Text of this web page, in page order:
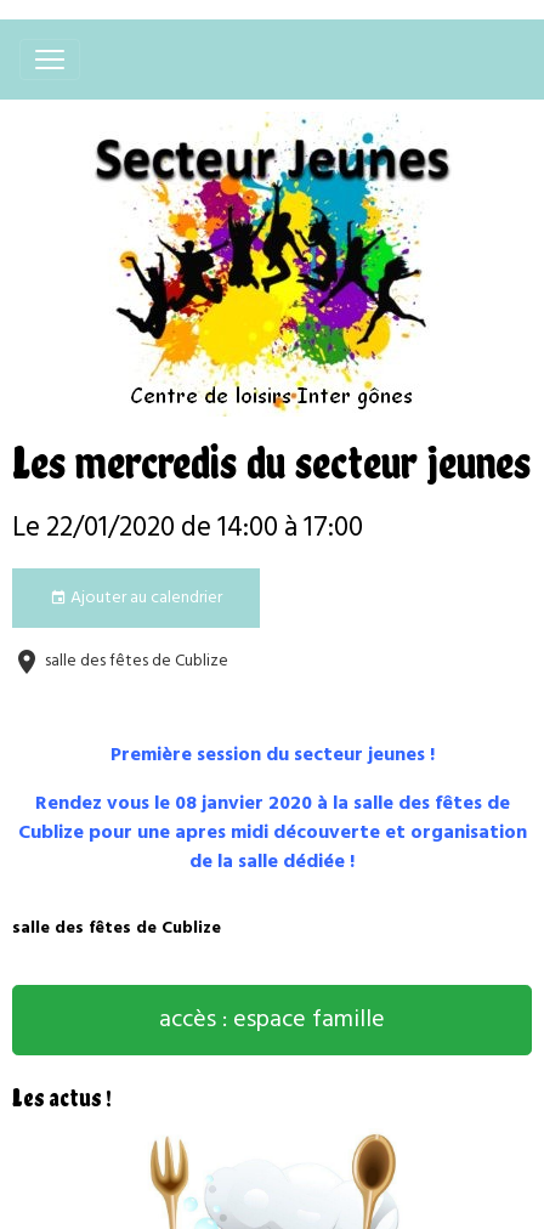
Les mercredis du secteur jeunes
Le 22/01/2020de 14:00à 17:00
Ajouter au calendrier
salle des fêtes de Cublize
Première session du secteur jeunes !
Rendez vous le 08 janvier 2020 à la salle des fêtes de
Cublize pour une apres midi découverte et organisation
de la salle dédiée !
salle des fêtes de Cublize
accès : espace famille
Les actus !